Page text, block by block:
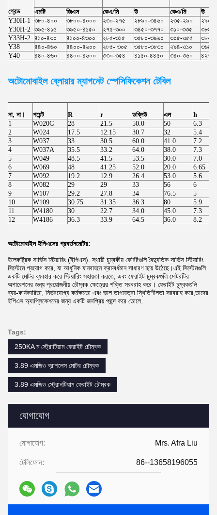
যোগাযোগ
যোগাযোগ: Mrs. Afra Liu
টেলিফোন: 86--13658196055
গ্রেড এমটি জিএস কেএ/মি উ কেএ/মি
উ
Y30H-1 ৩৮০-৪০০ ৩৮০০-৪০০০ ২৩০-২৭৫ ২৮৯০-৩৪৬০ ২৩৫-২৯০
Y30H-2 ৩৯৫-৪১৫ ৩৯৫০-৪১৫০ ২৭৫-৩০০ ৩৪৫০-৩৭৭০ ৩১০-৩৩৫
Y33H-2 ৪১০-৪৩০ ৪১০০-৪৩০০ ২৮৫-৩১৫ ৩৫৮০-৩৯৬০ ৩০৫-৩৫৫
Y38
৪৪০-৪৬০ ৪৪০০-৪৬০০ ২৮৫- ৩০৫ ৩৫৮০-৩৮৩০ ২৯৪-৩১০
Y40
৪৪০-৪৬০ ৪৪০০-৪৬০০ ৩৩০-৩৫৪ ৪১৫০-৪৪৫০ ৩৪০-৩৬০
অটোমোবাইল ব্লোয়ার ম্যাগনেট স্পেসিফিকেশন টেবিল
না, না। পয়েন্ট R r ডব্লিউ এল
h
1
W020C 28 21.5 50.0 50
6.3
2
W024 17.5 12.15 30.7 32
5.4
3
W037 33 30.5 60.0 41.0
7.2
4
W037A 35.5 33.2 64.0 38.0
7.3
5
W049 48.5 41.5 53.5 30.0
7.0
6
W069 48 41.25 52.0 20.0
6.65
7
W092 19.2 12.9 26.4 53.0
5.6
8
W082 29 29 33 56
6
9
W107 29.2 27.8 34 76.5
5
10
W109 30.75 31.35 36.3 80
5.9
11
W4180 30 22.7 34.0 45.0
7.3
12
W4186 36.3 33.9 64.5 36.0 8.2
অটোমোবাইল ইপিএসের প্রবর্তনমোটর:
ইলেকট্রিক সার্ভিস স্টিয়ারিং (ইপিএস): স্থায়ী চুম্বকীয় ফেরিটগুলি বৈদ্যুতিক সার্ভিস স্টিয়ারিং
সিস্টেমে প্রয়োগ করে, যা আধুনিক যানবাহনে ক্রমবর্ধমান সাধারণ হয়ে উঠেছে।এই সিস্টেমগুলি
একটি মোটর ব্যবহার করে স্টিয়ারিং সহায়তা করতে, এবং ফেরাইট চুম্বকগুলি মোটরটির
অপারেশনের জন্য প্রয়োজনীয় চৌম্বক ক্ষেত্রের শক্তি সরবরাহ করে। ফেরাইট চুম্বকগুলি
ব্যয়-কার্যকারিতা, নির্ভরযোগ্য কর্মক্ষমতা এবং ভাল তাপমাত্রা স্থিতিশীলতা সরবরাহ করে,তাদের
ইপিএস অ্যাপ্লিকেশনের জন্য একটি জনপ্রিয় পছন্দ করে তোলে.
Tags:
250KA ম স্ট্রোটিয়াম ফেরাইট চৌম্বক
3.89 এমজিও ব্রাশলেস মোটর চৌম্বক
3.89 এমজিও স্ট্রোনটিয়াম ফেরাইট চৌম্বক